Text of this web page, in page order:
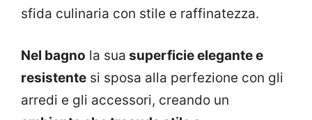
sfida culinaria con stile e raffinatezza.
Nel bagno la sua superficie elegante e
resistente si sposa alla perfezione con gli
arredi e gli accessori, creando un